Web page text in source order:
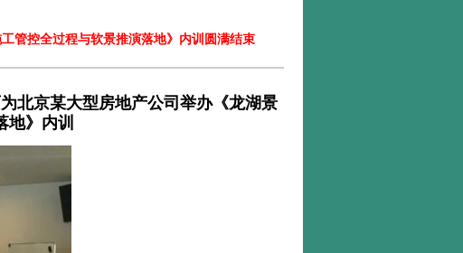
管控全过程与软景推演落地》内训圆满结束
北京某大型房地产公司举办《龙湖景
地》内训